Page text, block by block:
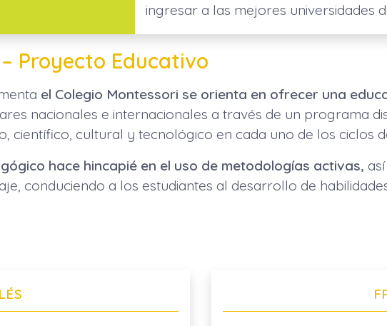
ingresar a las mejores universidades
Proyecto Educativo
el Colegio Montessori se orienta en ofrecer una
nacionales e internacionales a través de un programa
científico, cultural y tecnológico en cada uno de los ciclos
hace hincapié en el uso de metodologías activas,
conduciendo a los estudiantes al desarrollo de